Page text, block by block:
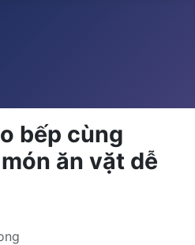
bếp cùng
ăn vặt dễ